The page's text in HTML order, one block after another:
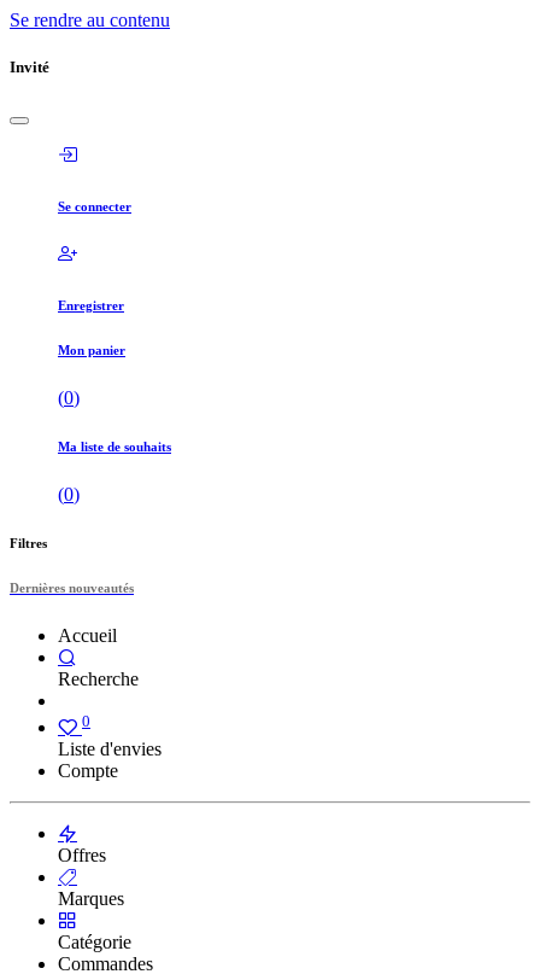
Se rendre au contenu
Invité
Se connecter
Enregistrer
Mon panier
(0)
Ma liste de souhaits
(0)
Filtres
Dernières nouveautés
Accueil
Recherche
0
Liste d'envies
Compte
Offres
Marques
Catégorie
Commandes